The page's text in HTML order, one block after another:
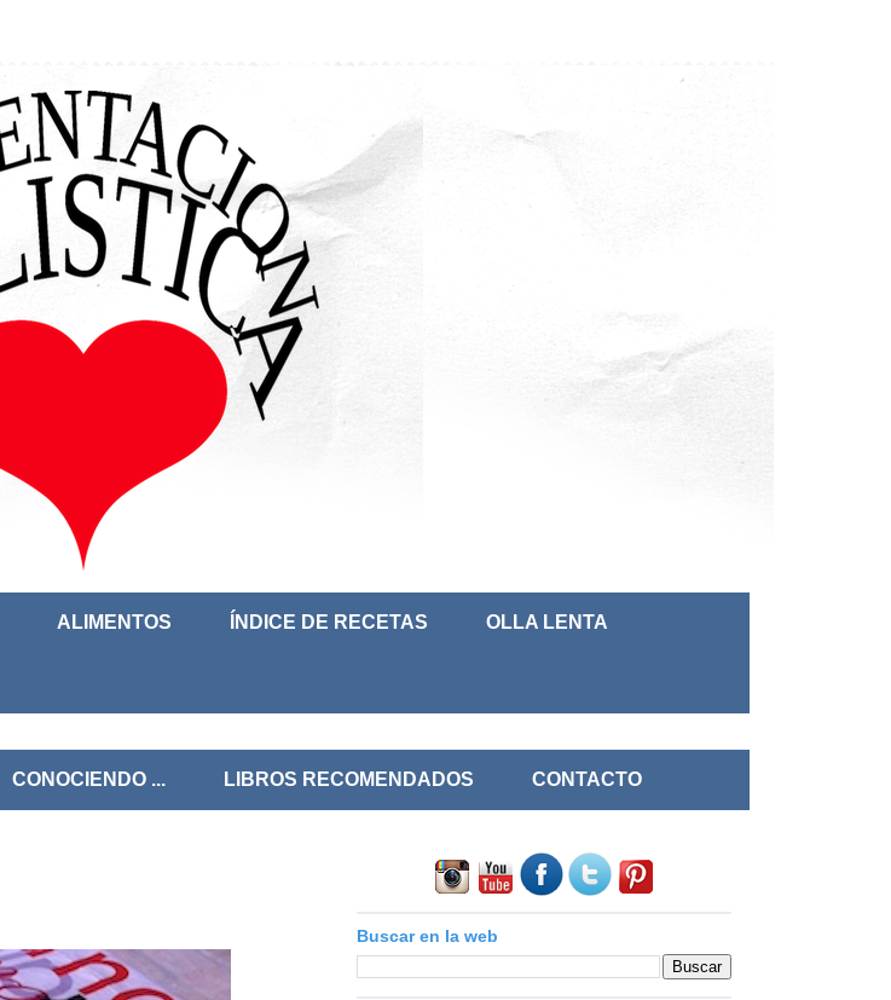
ALIMENTOS ÍNDICE DE RECETAS OLLA LENTA
CONOCIENDO ... LIBROS RECOMENDADOS CONTACTO
Buscar en la web